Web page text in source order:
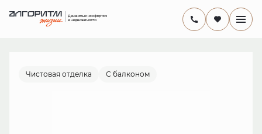
1-комнатная
от 13 млн руб.
от 24 813 руб./мес.
Чистовая отделка С балконом